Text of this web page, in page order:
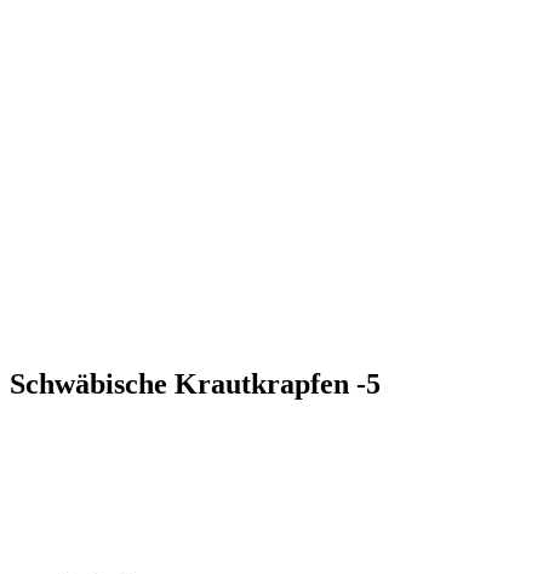
Schwäbische Krautkrapfen -5